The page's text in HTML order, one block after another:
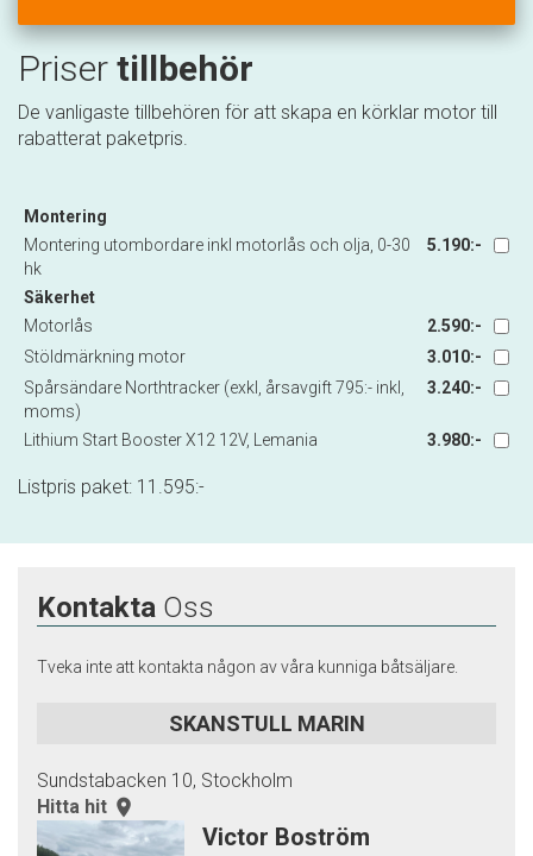
Priser tillbehör
De vanligaste tillbehören för att skapa en körklar motor till
rabatterat paketpris.
Montering
Montering utombordare inkl motorlås och olja, 0-30
hk
5.190:-
Säkerhet
Motorlås
2.590:-
Stöldmärkning motor
3.010:-
Spårsändare Northtracker (exkl, årsavgift 795:- inkl,
moms)
3.240:-
Lithium Start Booster X12 12V, Lemania 3.980:-
Listpris paket: 11.595:-
Kontakta Oss
Tveka inte att kontakta någon av våra kunniga båtsäljare.
SKANSTULL MARIN
Sundstabacken 10, Stockholm
Hitta hit room
Victor Boström